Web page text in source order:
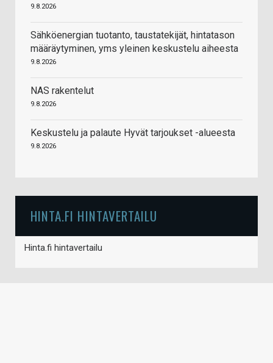
9.8.2026
Sähköenergian tuotanto, taustatekijät, hintatason
määräytyminen, yms yleinen keskustelu aiheesta
9.8.2026
NAS rakentelut
9.8.2026
Keskustelu ja palaute Hyvät tarjoukset -alueesta
9.8.2026
HINTA.FI HINTAVERTAILU
Hinta.fi hintavertailu